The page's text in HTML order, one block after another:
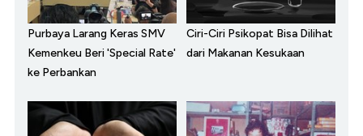
Purbaya Larang Keras SMV
Kemenkeu Beri 'Special Rate'
ke Perbankan
Ciri-Ciri Psikopat Bisa Dilihat
dari Makanan Kesukaan